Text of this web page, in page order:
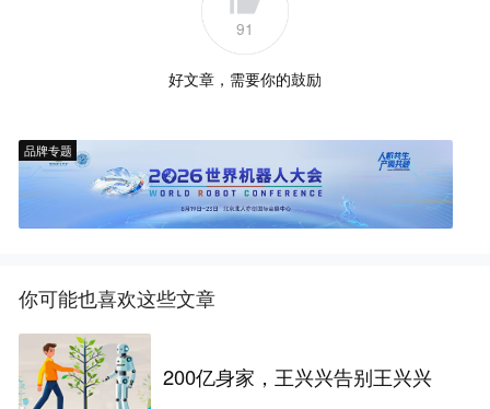
91
好文章，需要你的鼓励
品牌专题
你可能也喜欢这些文章
200亿身家，王兴兴告别王兴兴